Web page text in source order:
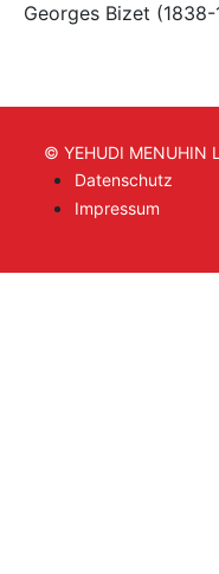
Georges
© YEHUDI MENUHIN
Datenschutz
Impressum